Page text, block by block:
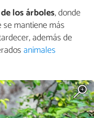
los árboles, donde
mantiene más
además de
animales